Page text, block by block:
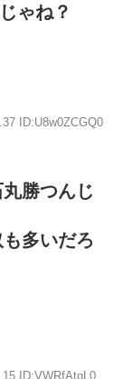
ゃね？
ID:U8w0ZCGQ0
勝つんじ
多いだろ
ID:VWRfAtgL0